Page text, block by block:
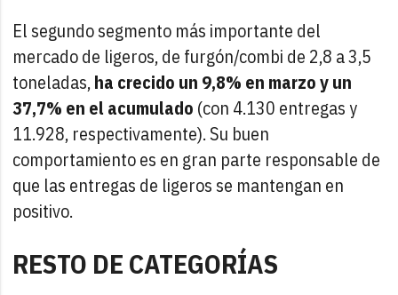
El segundo segmento más importante del
mercado de ligeros, de furgón/combi de 2,8 a 3,5
toneladas,ha crecido un 9,8% en marzo y un
37,7% en el acumulado (con 4.130 entregas y
11.928, respectivamente). Su buen
comportamiento es en gran parte responsable de
que las entregas de ligeros se mantengan en
positivo.
RESTO DE CATEGORÍAS